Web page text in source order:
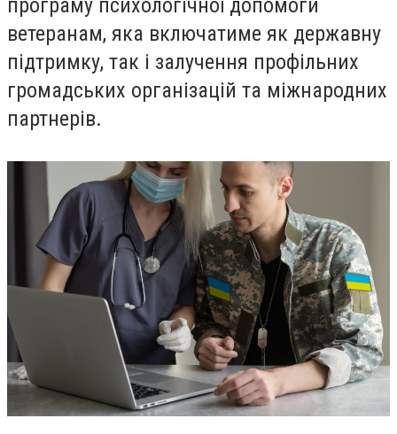
програму психологічної допомоги
ветеранам, яка включатиме як державну
підтримку, так і залучення профільних
громадських організацій та міжнародних
партнерів.